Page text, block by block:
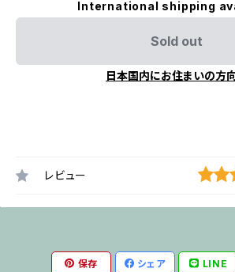
International shipping
Sold out
日本国内にお住まいの方
レビュー
保存 シェア LINE